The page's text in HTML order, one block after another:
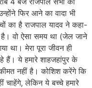
फिर आने का वादा भी
का है राजपाल यादव ने कहा-
है। वो ऐसा समय था (जेल जाने
था। मेरा पूरा जीवन ही
हैं। ये हमारे शाहजहांपुर के
नहीं है। कोशिश करेंगे कि
चाहेंगे, लेकिन ये बच्चे हमारे